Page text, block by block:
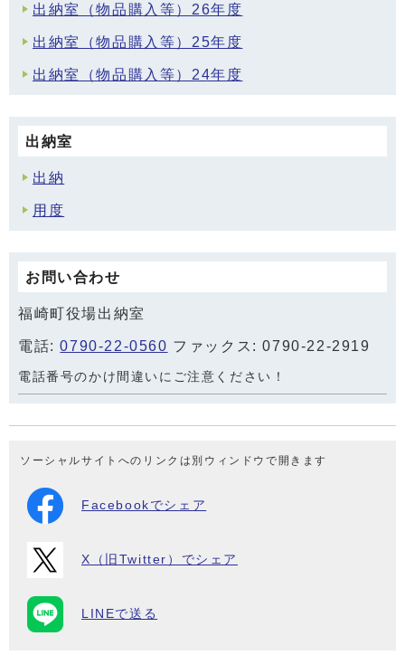
出納室（物品購入等）26年度
出納室（物品購入等）25年度
出納室（物品購入等）24年度
出納室
出納
用度
お問い合わせ
福崎町役場出納室
電話:0790-22-0560 ファックス: 0790-22-2919
電話番号のかけ間違いにご注意ください！
ソーシャルサイトへのリンクは別ウィンドウで開きます
Facebookでシェア
X（旧Twitter）でシェア
LINEで送る